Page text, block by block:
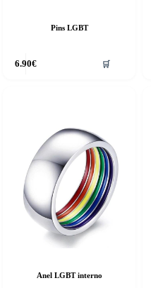
Pins LGBT
6.90€ 🛒
Anel LGBT interno